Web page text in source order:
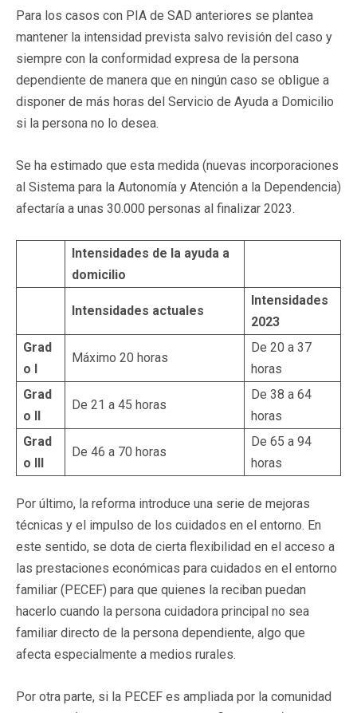
Para los casos con PIA de SAD anteriores se plantea
mantener la intensidad prevista salvo revisión del caso y
siempre con la conformidad expresa de la persona
dependiente de manera que en ningún caso se obligue a
disponer de más horas del Servicio de Ayuda a Domicilio
si la persona no lo desea.
Se ha estimado que esta medida (nuevas incorporaciones
al Sistema para la Autonomía y Atención a la Dependencia)
afectaría a unas 30.000 personas al finalizar 2023.
Intensidades de la ayuda a
domicilio
Intensidades actuales
Intensidades
2023
Grad
o I
Máximo 20 horas
De 20 a 37
horas
Grad
o II
De 21 a 45 horas
De 38 a 64
horas
Grad
o III
De 46 a 70 horas
De 65 a 94
horas
Por último, la reforma introduce una serie de mejoras
técnicas y el impulso de los cuidados en el entorno. En
este sentido, se dota de cierta flexibilidad en el acceso a
las prestaciones económicas para cuidados en el entorno
familiar (PECEF) para que quienes la reciban puedan
hacerlo cuando la persona cuidadora principal no sea
familiar directo de la persona dependiente, algo que
afecta especialmente a medios rurales.
Por otra parte, si la PECEF es ampliada por la comunidad